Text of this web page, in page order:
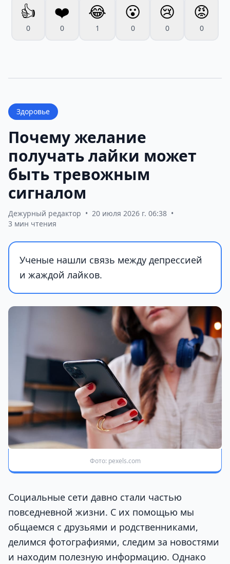
👍
0
❤️
0
😂
1
😮
0
😢
0
😡
0
Здоровье
Почему желание
получать лайки может
быть тревожным
сигналом
Дежурный редактор • 20 июля 2026 г. 06:38 •
3 мин чтения
Ученые нашли связь между депрессией
и жаждой лайков.
Фото: pexels.com
Социальные сети давно стали частью
повседневной жизни. С их помощью мы
общаемся с друзьями и родственниками,
делимся фотографиями, следим за новостями
и находим полезную информацию. Однако